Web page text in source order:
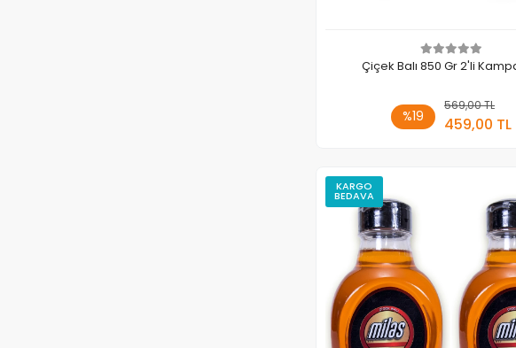
Çiçek Balı 850 Gr 2'li
%19
569,00 TL
459,00 TL
Sepete
KARGO
BEDAVA